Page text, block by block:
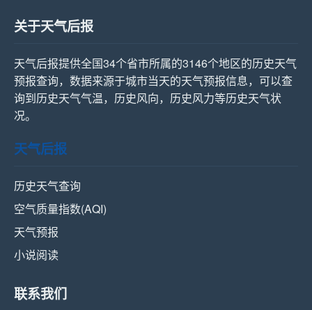
关于天气后报
天气后报提供全国34个省市所属的3146个地区的历史天气
预报查询，数据来源于城市当天的天气预报信息，可以查
询到历史天气气温，历史风向，历史风力等历史天气状
况。
天气后报
历史天气查询
空气质量指数(AQI)
天气预报
小说阅读
联系我们